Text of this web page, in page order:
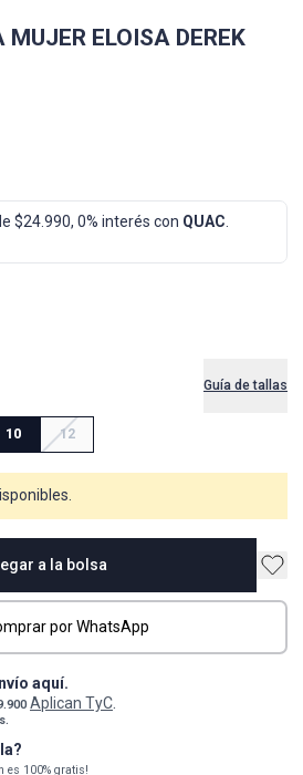
MUJER ELOISA DEREK
$24.990, 0% interés con QUAC
Guía de tallas
10 12
a la bolsa
por WhatsApp
aquí.
Aplican TyC.
es 100% gratis!